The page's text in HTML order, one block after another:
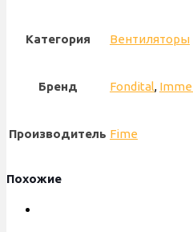
1.023186,
Категория Вентиляторы
Бренд Fondital,
Производитель Fime
Похожие